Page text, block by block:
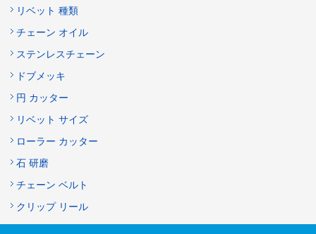
リベット 種類
チェーン オイル
ステンレスチェーン
ドブメッキ
円 カッター
リベット サイズ
ローラー カッター
石 研磨
チェーン ベルト
クリップ リール